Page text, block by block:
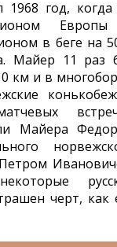
год,
в беге на
Майер 11 раз
км и в
Майера
черт, как